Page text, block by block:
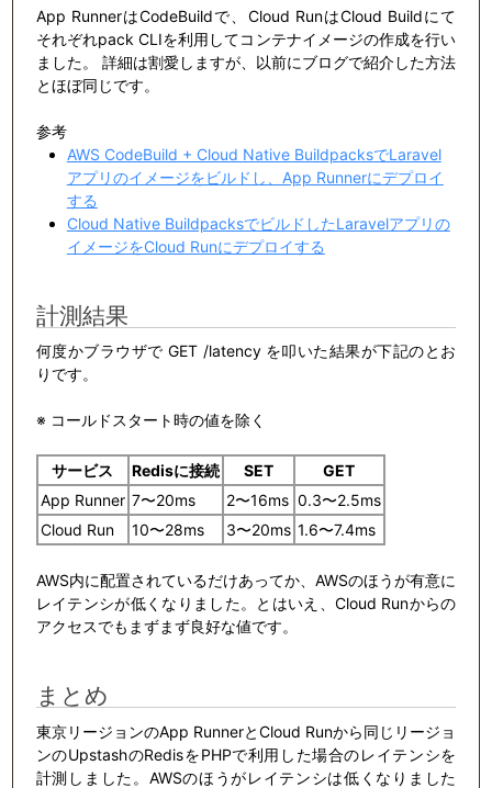
App RunnerはCodeBuildで、Cloud RunはCloud Buildにて
それぞれpack CLIを利用してコンテナイメージの作成を行い
ました。 詳細は割愛しますが、以前にブログで紹介した方法
とほぼ同じです。
参考
AWS CodeBuild + Cloud Native BuildpacksでLaravel
アプリのイメージをビルドし、App Runnerにデプロイ
する
Cloud Native BuildpacksでビルドしたLaravelアプリの
イメージをCloud Runにデプロイする
計測結果
何度かブラウザで GET /latency を叩いた結果が下記のとお
りです。
※ コールドスタート時の値を除く
サービス Redisに接続 SET
GET
App Runner 7〜20ms 2〜16ms 0.3〜2.5ms
Cloud Run
10〜28ms 3〜20ms 1.6〜7.4ms
AWS内に配置されているだけあってか、AWSのほうが有意に
レイテンシが低くなりました。とはいえ、Cloud Runからの
アクセスでもまずまず良好な値です。
まとめ
東京リージョンのApp RunnerとCloud Runから同じリージョ
ンのUpstashのRedisをPHPで利用した場合のレイテンシを
計測しました。AWSのほうがレイテンシは低くなりました